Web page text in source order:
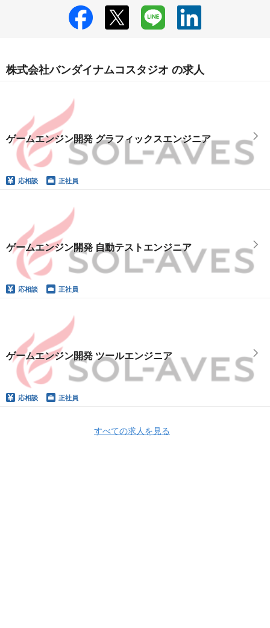
株式会社バンダイナムコスタジオ の求人
ゲームエンジン開発 グラフィックスエンジニア
応相談 正社員
ゲームエンジン開発 自動テストエンジニア
応相談 正社員
ゲームエンジン開発 ツールエンジニア
応相談 正社員
すべての求人を見る